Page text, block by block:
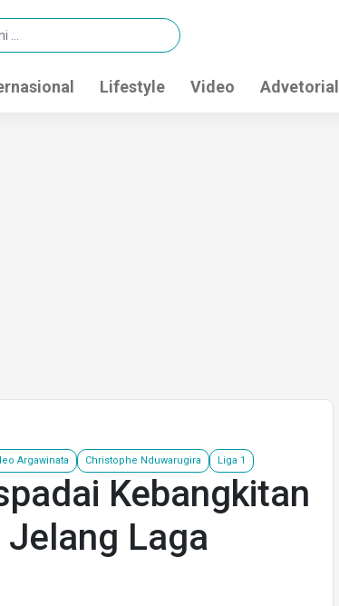
Lifestyle Video Advetorial
Argawinata Christophe Nduwarugira Liga 1
Kebangkitan
Laga